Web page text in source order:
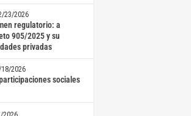
23/2026
regulatorio: a
905/2025 y su
privadas
18/2026
sociales